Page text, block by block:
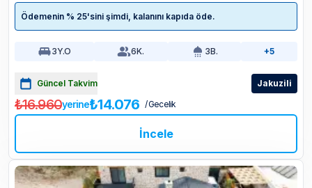
Ödemenin % 25'sini şimdi, kalanını kapıda öde.
3Y.O 6K. 3B. +5
Güncel Takvim Jakuzili
₺16.960yerine₺14.076 / Gecelik
İncele